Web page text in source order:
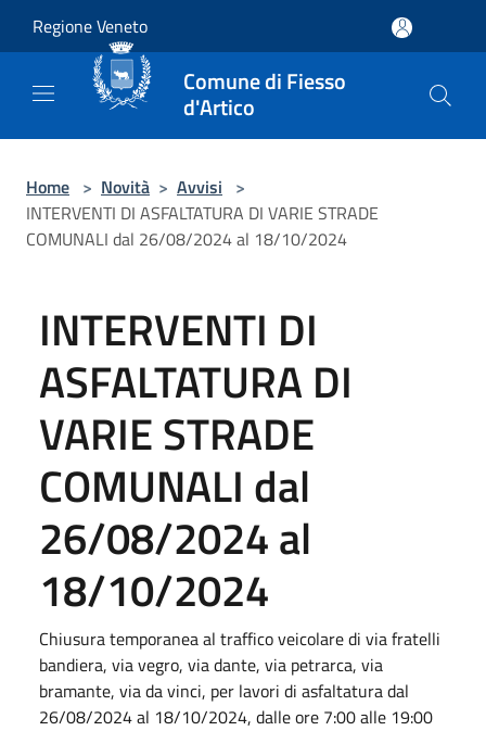
Regione Veneto
Comune di Fiesso
d'Artico
Home > Novità > Avvisi >
INTERVENTI DI ASFALTATURA DI VARIE STRADE
COMUNALI dal 26/08/2024 al 18/10/2024
INTERVENTI DI
ASFALTATURA DI
VARIE STRADE
COMUNALI dal
26/08/2024 al
18/10/2024
Chiusura temporanea al traffico veicolare di via fratelli
bandiera, via vegro, via dante, via petrarca, via
bramante, via da vinci, per lavori di asfaltatura dal
26/08/2024 al 18/10/2024, dalle ore 7:00 alle 19:00